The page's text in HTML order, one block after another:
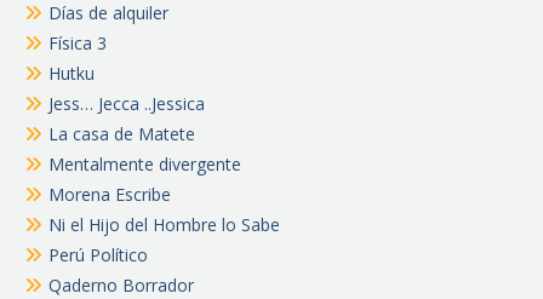
Días de alquiler
Física 3
Hutku
Jess… Jecca ..Jessica
La casa de Matete
Mentalmente divergente
Morena Escribe
Ni el Hijo del Hombre lo Sabe
Perú Político
Qaderno Borrador